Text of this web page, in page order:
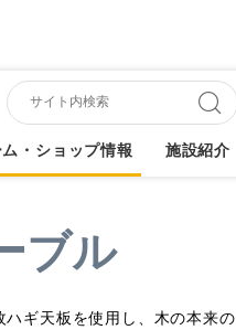
・ショップ情報 施設紹介
ブル
ギ天板を使用し、木の本来の